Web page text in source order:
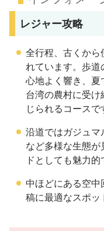
レジャー攻略
全行程、古くから
れています。歩
心地よく響き、夏
台湾の農村に受
じられるコースで
沿道ではガジュ
など多様な生態
ドとしても魅力的
中ほどにある空
稿に最適なスポッ